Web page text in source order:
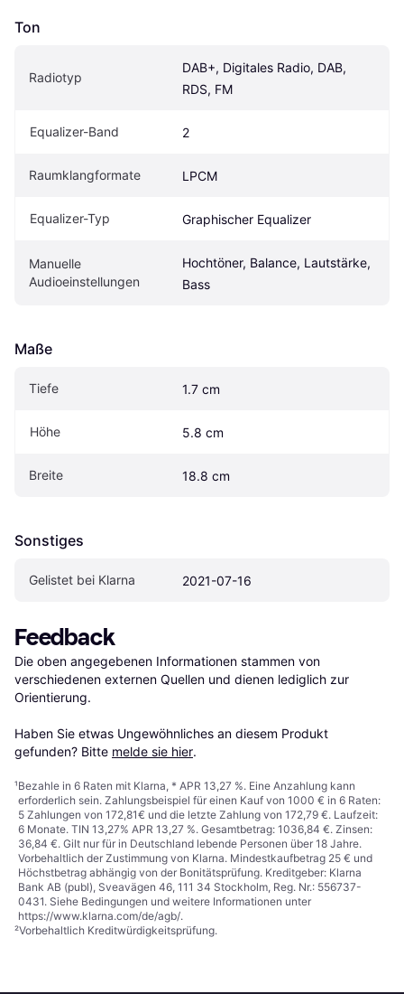
Ton
Radiotyp
DAB+, Digitales Radio, DAB,
RDS, FM
Equalizer-Band 2
Raumklangformate LPCM
Equalizer-Typ Graphischer Equalizer
Manuelle
Audioeinstellungen
Hochtöner, Balance, Lautstärke,
Bass
Maße
Tiefe 1.7 cm
Höhe 5.8 cm
Breite 18.8 cm
Sonstiges
Gelistet bei Klarna 2021-07-16
Feedback
Die oben angegebenen Informationen stammen von
verschiedenen externen Quellen und dienen lediglich zur
Orientierung.
Haben Sie etwas Ungewöhnliches an diesem Produkt
gefunden? Bitte melde sie hier.
¹Bezahle in 6 Raten mit Klarna, * APR 13,27 %. Eine Anzahlung kann
erforderlich sein. Zahlungsbeispiel für einen Kauf von 1000 € in 6 Raten:
5 Zahlungen von 172,81€ und die letzte Zahlung von 172,79 €. Laufzeit:
6 Monate. TIN 13,27% APR 13,27 %. Gesamtbetrag: 1036,84 €. Zinsen:
36,84 €. Gilt nur für in Deutschland lebende Personen über 18 Jahre.
Vorbehaltlich der Zustimmung von Klarna. Mindestkaufbetrag 25 € und
Höchstbetrag abhängig von der Bonitätsprüfung. Kreditgeber: Klarna
Bank AB (publ), Sveavägen 46, 111 34 Stockholm, Reg. Nr.: 556737-
0431. Siehe Bedingungen und weitere Informationen unter
https://www.klarna.com/de/agb/.
²Vorbehaltlich Kreditwürdigkeitsprüfung.